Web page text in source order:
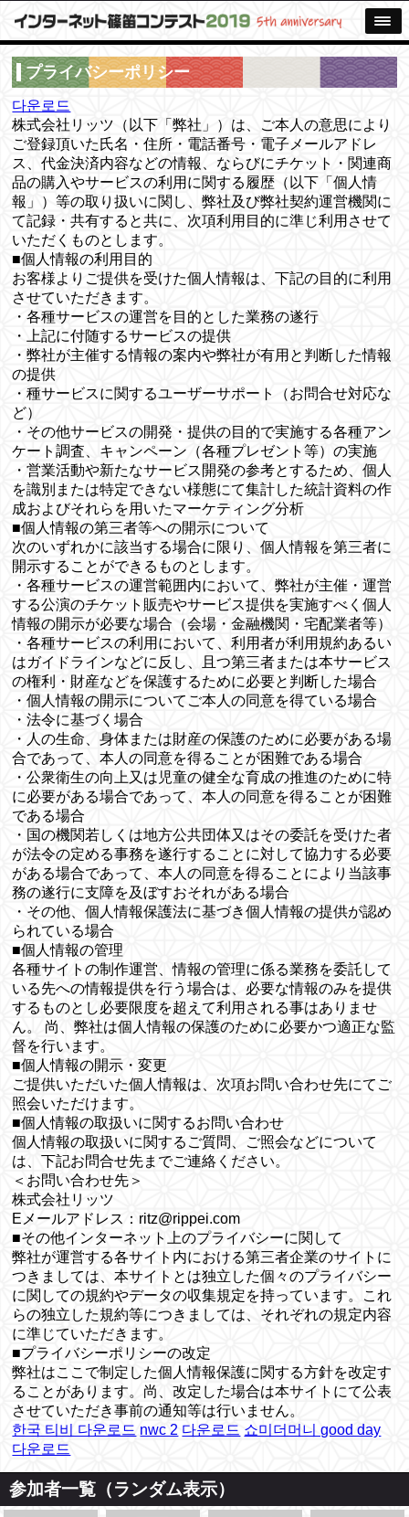
プライバシーポリシー
다운로드
株式会社リッツ（以下「弊社」）は、ご本人の意思により
ご登録頂いた氏名・住所・電話番号・電子メールアドレ
ス、代金決済内容などの情報、ならびにチケット・関連商
品の購入やサービスの利用に関する履歴（以下「個人情
報」）等の取り扱いに関し、弊社及び弊社契約運営機関に
て記録・共有すると共に、次項利用目的に準じ利用させて
いただくものとします。
■個人情報の利用目的
お客様よりご提供を受けた個人情報は、下記の目的に利用
させていただきます。
・各種サービスの運営を目的とした業務の遂行
・上記に付随するサービスの提供
・弊社が主催する情報の案内や弊社が有用と判断した情報
の提供
・種サービスに関するユーザーサポート（お問合せ対応な
ど）
・その他サービスの開発・提供の目的で実施する各種アン
ケート調査、キャンペーン（各種プレゼント等）の実施
・営業活動や新たなサービス開発の参考とするため、個人
を識別または特定できない様態にて集計した統計資料の作
成およびそれらを用いたマーケティング分析
■個人情報の第三者等への開示について
次のいずれかに該当する場合に限り、個人情報を第三者に
開示することができるものとします。
・各種サービスの運営範囲内において、弊社が主催・運営
する公演のチケット販売やサービス提供を実施すべく個人
情報の開示が必要な場合（会場・金融機関・宅配業者等）
・各種サービスの利用において、利用者が利用規約あるい
はガイドラインなどに反し、且つ第三者または本サービス
の権利・財産などを保護するために必要と判断した場合
・個人情報の開示についてご本人の同意を得ている場合
・法令に基づく場合
・人の生命、身体または財産の保護のために必要がある場
合であって、本人の同意を得ることが困難である場合
・公衆衛生の向上又は児童の健全な育成の推進のために特
に必要がある場合であって、本人の同意を得ることが困難
である場合
・国の機関若しくは地方公共団体又はその委託を受けた者
が法令の定める事務を遂行することに対して協力する必要
がある場合であって、本人の同意を得ることにより当該事
務の遂行に支障を及ぼすおそれがある場合
・その他、個人情報保護法に基づき個人情報の提供が認め
られている場合
■個人情報の管理
各種サイトの制作運営、情報の管理に係る業務を委託して
いる先への情報提供を行う場合は、必要な情報のみを提供
するものとし必要限度を超えて利用される事はありませ
ん。 尚、弊社は個人情報の保護のために必要かつ適正な監
督を行います。
■個人情報の開示・変更
ご提供いただいた個人情報は、次項お問い合わせ先にてご
照会いただけます。
■個人情報の取扱いに関するお問い合わせ
個人情報の取扱いに関するご質問、ご照会などについて
は、下記お問合せ先までご連絡ください。
＜お問い合わせ先＞
株式会社リッツ
Eメールアドレス：ritz@rippei.com
■その他インターネット上のプライバシーに関して
弊社が運営する各サイト内における第三者企業のサイトに
つきましては、本サイトとは独立した個々のプライバシー
に関しての規約やデータの収集規定を持っています。これ
らの独立した規約等につきましては、それぞれの規定内容
に準じていただきます。
■プライバシーポリシーの改定
弊社はここで制定した個人情報保護に関する方針を改定す
ることがあります。尚、改定した場合は本サイトにて公表
させていただき事前の通知等は行いません。
한국 티비 다운로드 nwc 2 다운로드 쇼미더머니 good day
다운로드
参加者一覧（ランダム表示）